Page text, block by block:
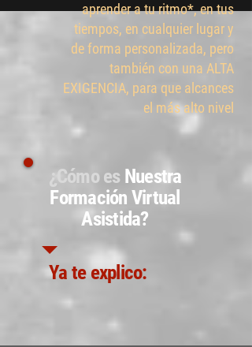
aprender a tu ritmo*, en tus
tiempos, en cualquier lugar y
de forma personalizada, pero
también con una ALTA
EXIGENCIA, para que alcances
el más alto nivel
¿Cómo es Nuestra
Formación Virtual
Asistida?
Ya te explico: